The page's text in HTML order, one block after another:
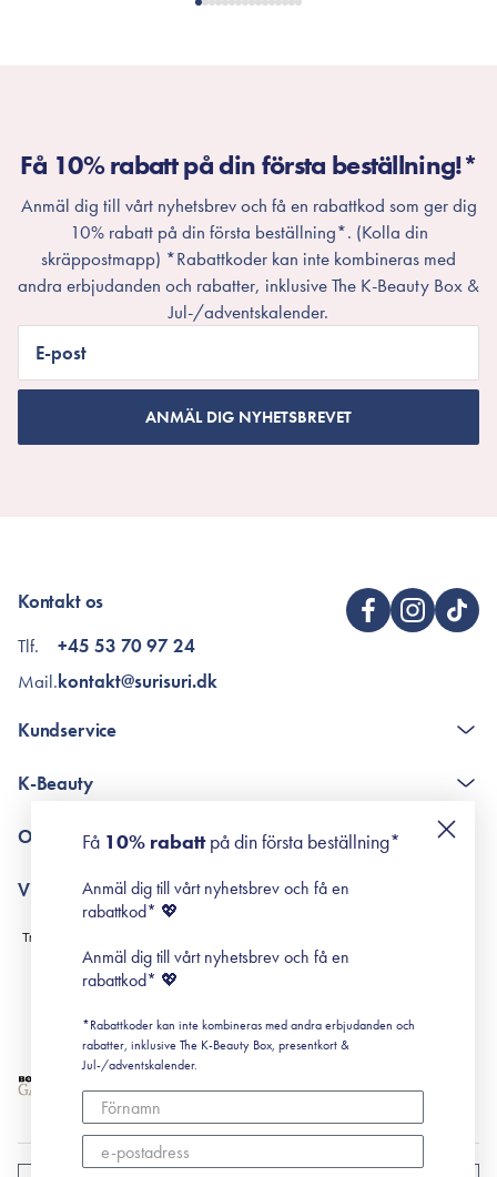
Få 10% rabatt på din första beställning!*
Anmäl dig till vårt nyhetsbrev och få en rabattkod som ger dig
10% rabatt på din första beställning*. (Kolla din
skräppostmapp) *Rabattkoder kan inte kombineras med
andra erbjudanden och rabatter, inklusive The K-Beauty Box &
Jul-/adventskalender.
E-post
ANMÄL DIG NYHETSBREVET
Kontakt os
Tlf.
Mail.
+45 53 70 97 24
kontakt@surisuri.dk
Kundservice
Poängshop - frågor och svar
K-Beauty
Retinol för nybörjare
Om Surisuri
Black Friday
Villkor
Leverans & Retur
Köpvillkor
Prenumerationsvillkor
Cookiepolicy
Få 10% rabattpå din första beställning*
Anmäl dig till vårt nyhetsbrev och få en
rabattkod* 💖
Anmäl dig till vårt nyhetsbrev och få en
rabattkod* 💖
*Rabattkoder kan inte kombineras med andra erbjudanden och
rabatter, inklusive The K-Beauty Box, presentkort &
Jul-/adventskalender.